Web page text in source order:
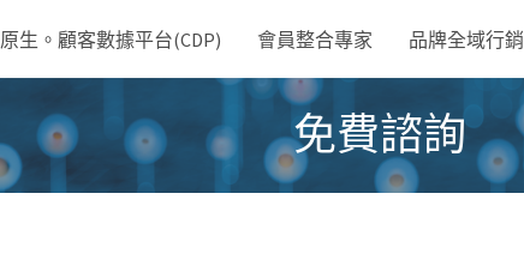
原生。顧客數據平台(CDP) 會員整合專家 品牌全域行銷
免費諮詢